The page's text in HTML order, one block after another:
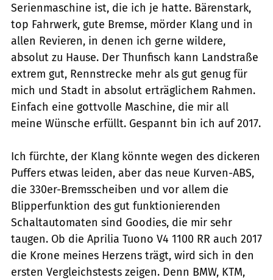
Serienmaschine ist, die ich je hatte. Bärenstark,
top Fahrwerk, gute Bremse, mörder Klang und in
allen Revieren, in denen ich gerne wildere,
absolut zu Hause. Der Thunfisch kann Landstraße
extrem gut, Rennstrecke mehr als gut genug für
mich und Stadt in absolut erträglichem Rahmen.
Einfach eine gottvolle Maschine, die mir all
meine Wünsche erfüllt. Gespannt bin ich auf 2017.
Ich fürchte, der Klang könnte wegen des dickeren
Puffers etwas leiden, aber das neue Kurven-ABS,
die 330er-Bremsscheiben und vor allem die
Blipperfunktion des gut funktionierenden
Schaltautomaten sind Goodies, die mir sehr
taugen. Ob die Aprilia Tuono V4 1100 RR auch 2017
die Krone meines Herzens trägt, wird sich in den
ersten Vergleichstests zeigen. Denn BMW, KTM,